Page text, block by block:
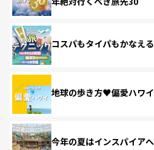
コスパもタイパもかなえ
地球の歩き方♥偏愛ハワイ
今年の夏はインスパイアへ